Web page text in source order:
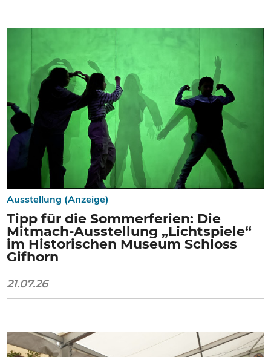
Ausstellung (Anzeige)
Tipp für die Sommerferien: Die
Mitmach-Ausstellung „Lichtspiele“
im Historischen Museum Schloss
Gifhorn
21.07.26